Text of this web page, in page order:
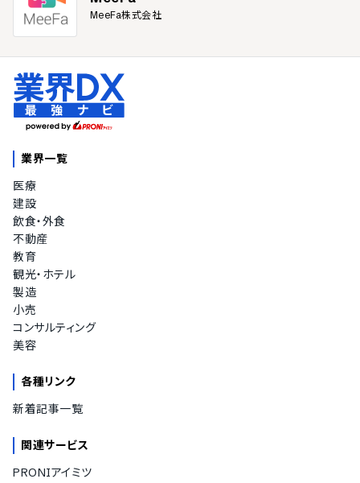
MeeFa株式会社
業界一覧
医療
建設
飲食・外食
不動産
教育
観光・ホテル
製造
小売
コンサルティング
美容
各種リンク
新着記事一覧
関連サービス
PRONIアイミツ